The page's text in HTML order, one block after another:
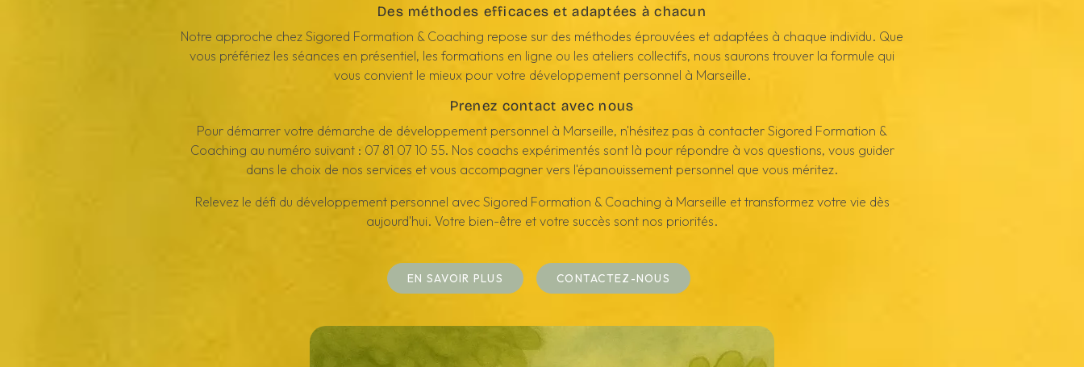
Des méthodes efficaces et adaptées à chacun
Notre approche chez Sigored Formation & Coaching repose sur des méthodes éprouvées et adaptées à chaque individu. Que
vous préfériez les séances en présentiel, les formations en ligne ou les ateliers collectifs, nous saurons trouver la formule qui
vous convient le mieux pour votre développement personnel à Marseille.
Prenez contact avec nous
Pour démarrer votre démarche de développement personnel à Marseille, n'hésitez pas à contacter Sigored Formation &
Coaching au numéro suivant : 07 81 07 10 55. Nos coachs expérimentés sont là pour répondre à vos questions, vous guider
dans le choix de nos services et vous accompagner vers l'épanouissement personnel que vous méritez.
Relevez le défi du développement personnel avec Sigored Formation & Coaching à Marseille et transformez votre vie dès
aujourd'hui. Votre bien-être et votre succès sont nos priorités.
EN SAVOIR PLUS CONTACTEZ-NOUS